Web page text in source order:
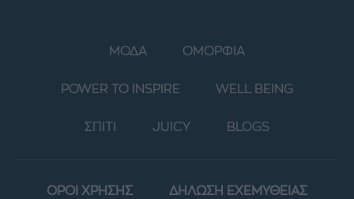
ΜΟΔΑ ΟΜΟΡΦΙΑ
POWER TO INSPIRE WELL BEING
ΣΠΙΤΙ JUICY BLOGS
ΟΡΟΙ ΧΡΗΣΗΣ ΔΗΛΩΣΗ ΕΧΕΜΥΘΕΙΑΣ